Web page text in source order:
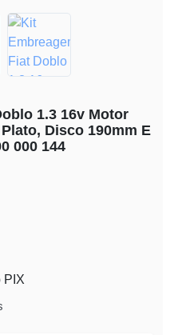
1.3 16v Motor
Disco 190mm E
000 144
PIX